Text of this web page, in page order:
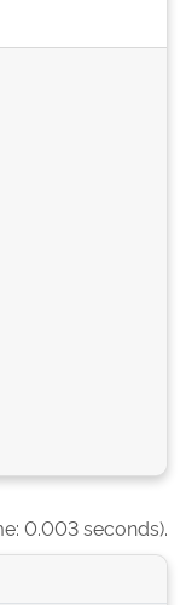
0.003 seconds).